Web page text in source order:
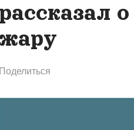
рассказал
Поделиться